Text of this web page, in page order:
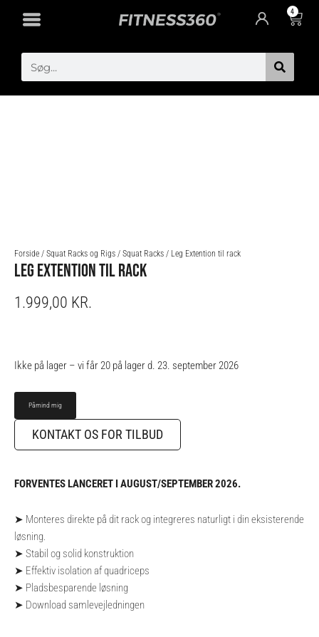
4
Cart
Search
Forside / Squat Racks og Rigs / Squat Racks / Leg Extention til rack
LEG EXTENTION TIL RACK
1.999,00 KR.
Ikke på lager – vi får 20 på lager d. 23. september 2026
KONTAKT OS FOR TILBUD
FORVENTES LANCERET I AUGUST/SEPTEMBER 2026.
➤ Monteres direkte på dit rack og integreres naturligt i din eksisterende
løsning.
➤ Stabil og solid konstruktion
➤ Effektiv isolation af quadriceps
➤ Pladsbesparende løsning
➤ Download samlevejledningen